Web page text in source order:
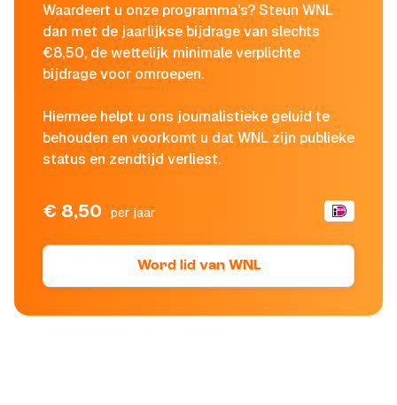
Waardeert u onze programma's? Steun WNL
dan met de jaarlijkse bijdrage van slechts
€8,50, de wettelijk minimale verplichte
bijdrage voor omroepen.
Hiermee helpt u ons journalistieke geluid te
behouden en voorkomt u dat WNL zijn publieke
status en zendtijd verliest.
€ 8,50 per jaar
Word lid van WNL